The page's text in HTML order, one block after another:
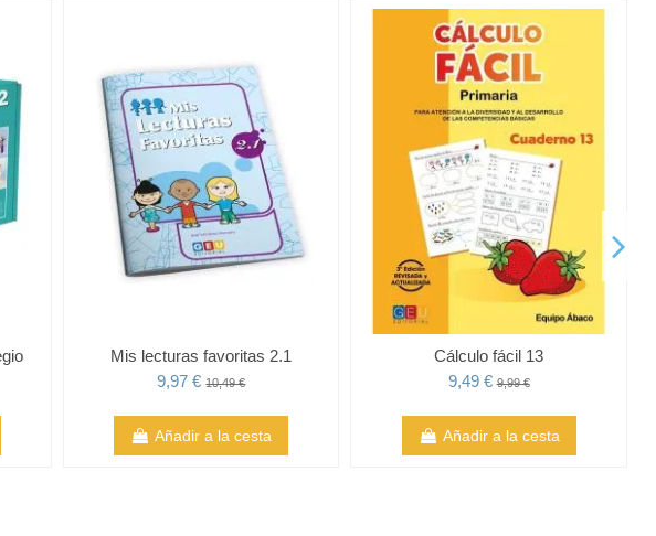
Mis lecturas favoritas 2.1
9,97 €10,49 €
Añadir a la cesta
Cálculo fácil 13
9,49 €9,99 €
Añadir a la cesta